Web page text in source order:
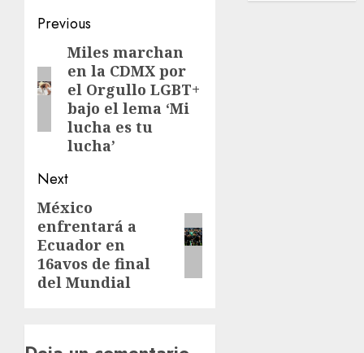
Previous
Miles marchan
en la CDMX por
el Orgullo LGBT+
bajo el lema ‘Mi
lucha es tu
lucha’
Next
México
enfrentará a
Ecuador en
16avos de final
del Mundial